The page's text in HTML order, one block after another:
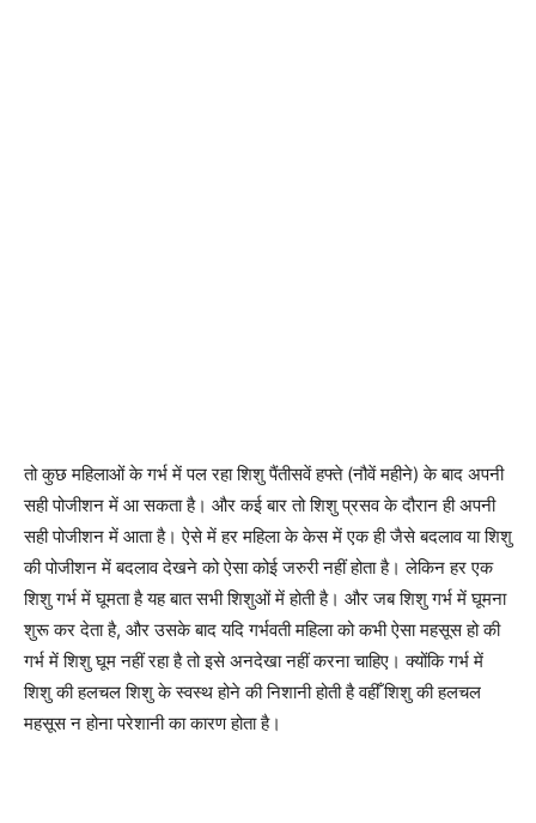
तो कुछ महिलाओं के गर्भ में पल रहा शिशु पैंतीसवें हफ्ते (नौवें महीने) के बाद अपनी
सही पोजीशन में आ सकता है। और कई बार तो शिशु प्रसव के दौरान ही अपनी
सही पोजीशन में आता है। ऐसे में हर महिला के केस में एक ही जैसे बदलाव या शिशु
की पोजीशन में बदलाव देखने को ऐसा कोई जरुरी नहीं होता है। लेकिन हर एक
शिशु गर्भ में घूमता है यह बात सभी शिशुओं में होती है। और जब शिशु गर्भ में घूमना
शुरू कर देता है, और उसके बाद यदि गर्भवती महिला को कभी ऐसा महसूस हो की
गर्भ में शिशु घूम नहीं रहा है तो इसे अनदेखा नहीं करना चाहिए। क्योंकि गर्भ में
शिशु की हलचल शिशु के स्वस्थ होने की निशानी होती है वहीँ शिशु की हलचल
महसूस न होना परेशानी का कारण होता है।